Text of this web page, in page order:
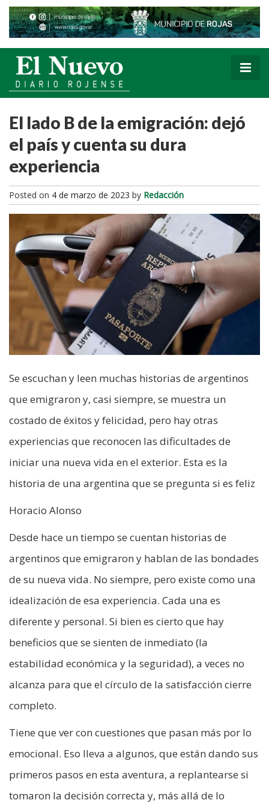
El lado B de la emigración: dejó
el país y cuenta su dura
experiencia
Posted on 4 de marzo de 2023 by Redacción
Se escuchan y leen muchas historias de argentinos
que emigraron y, casi siempre, se muestra un
costado de éxitos y felicidad, pero hay otras
experiencias que reconocen las dificultades de
iniciar una nueva vida en el exterior. Esta es la
historia de una argentina que se pregunta si es feliz
Horacio Alonso
Desde hace un tiempo se cuentan historias de
argentinos que emigraron y hablan de las bondades
de su nueva vida. No siempre, pero existe como una
idealización de esa experiencia. Cada una es
diferente y personal. Si bien es cierto que hay
beneficios que se sienten de inmediato (la
estabilidad económica y la seguridad), a veces no
alcanza para que el círculo de la satisfacción cierre
completo.
Tiene que ver con cuestiones que pasan más por lo
emocional. Eso lleva a algunos, que están dando sus
primeros pasos en esta aventura, a replantearse si
tomaron la decisión correcta y, más allá de lo